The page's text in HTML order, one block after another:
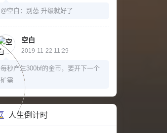
@空白：别怂 升级就好了
空白
2019-11-22 11:29
每秒产生300bf的金币，要开下一个
矿需...
人生倒计时